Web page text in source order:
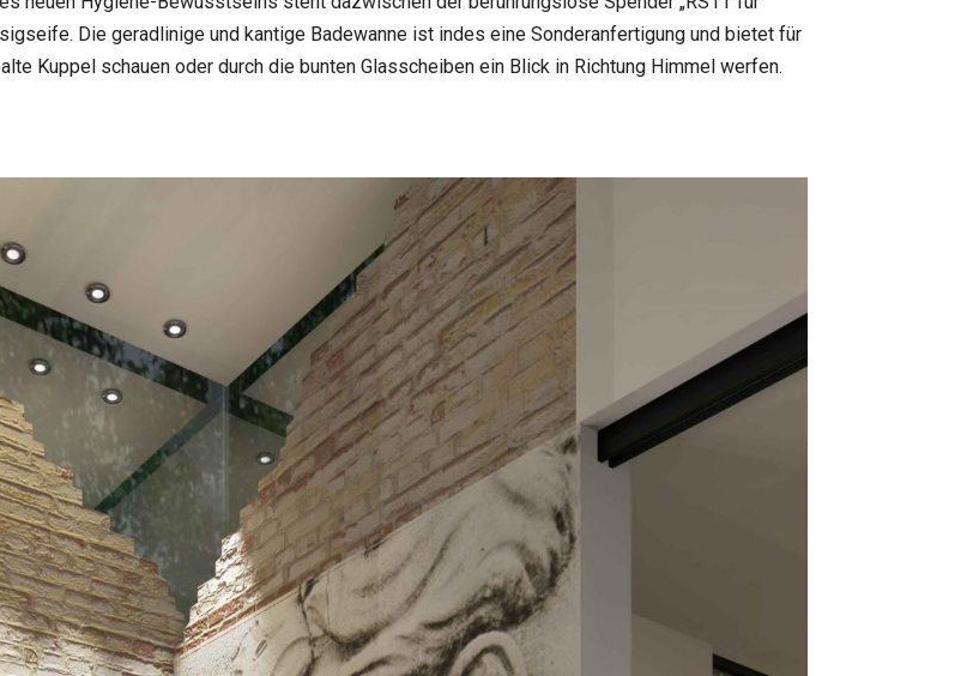
Die geradlinige und kantige Badewanne ist indes eine Sonderanfertigung und bietet für
Kuppel schauen oder durch die bunten Glasscheiben ein Blick in Richtung Himmel werfen.